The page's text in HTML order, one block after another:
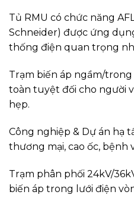
Tủ RMU có chức năng
Schneider) được ứng
thống điện quan trọng
Trạm biến áp ngầm/trong
toàn tuyệt đối cho người
hẹp.
Công nghiệp & Dự án hạ
thương mại, cao ốc, bệnh
Trạm phân phối 24kV/
biến áp trong lưới điện